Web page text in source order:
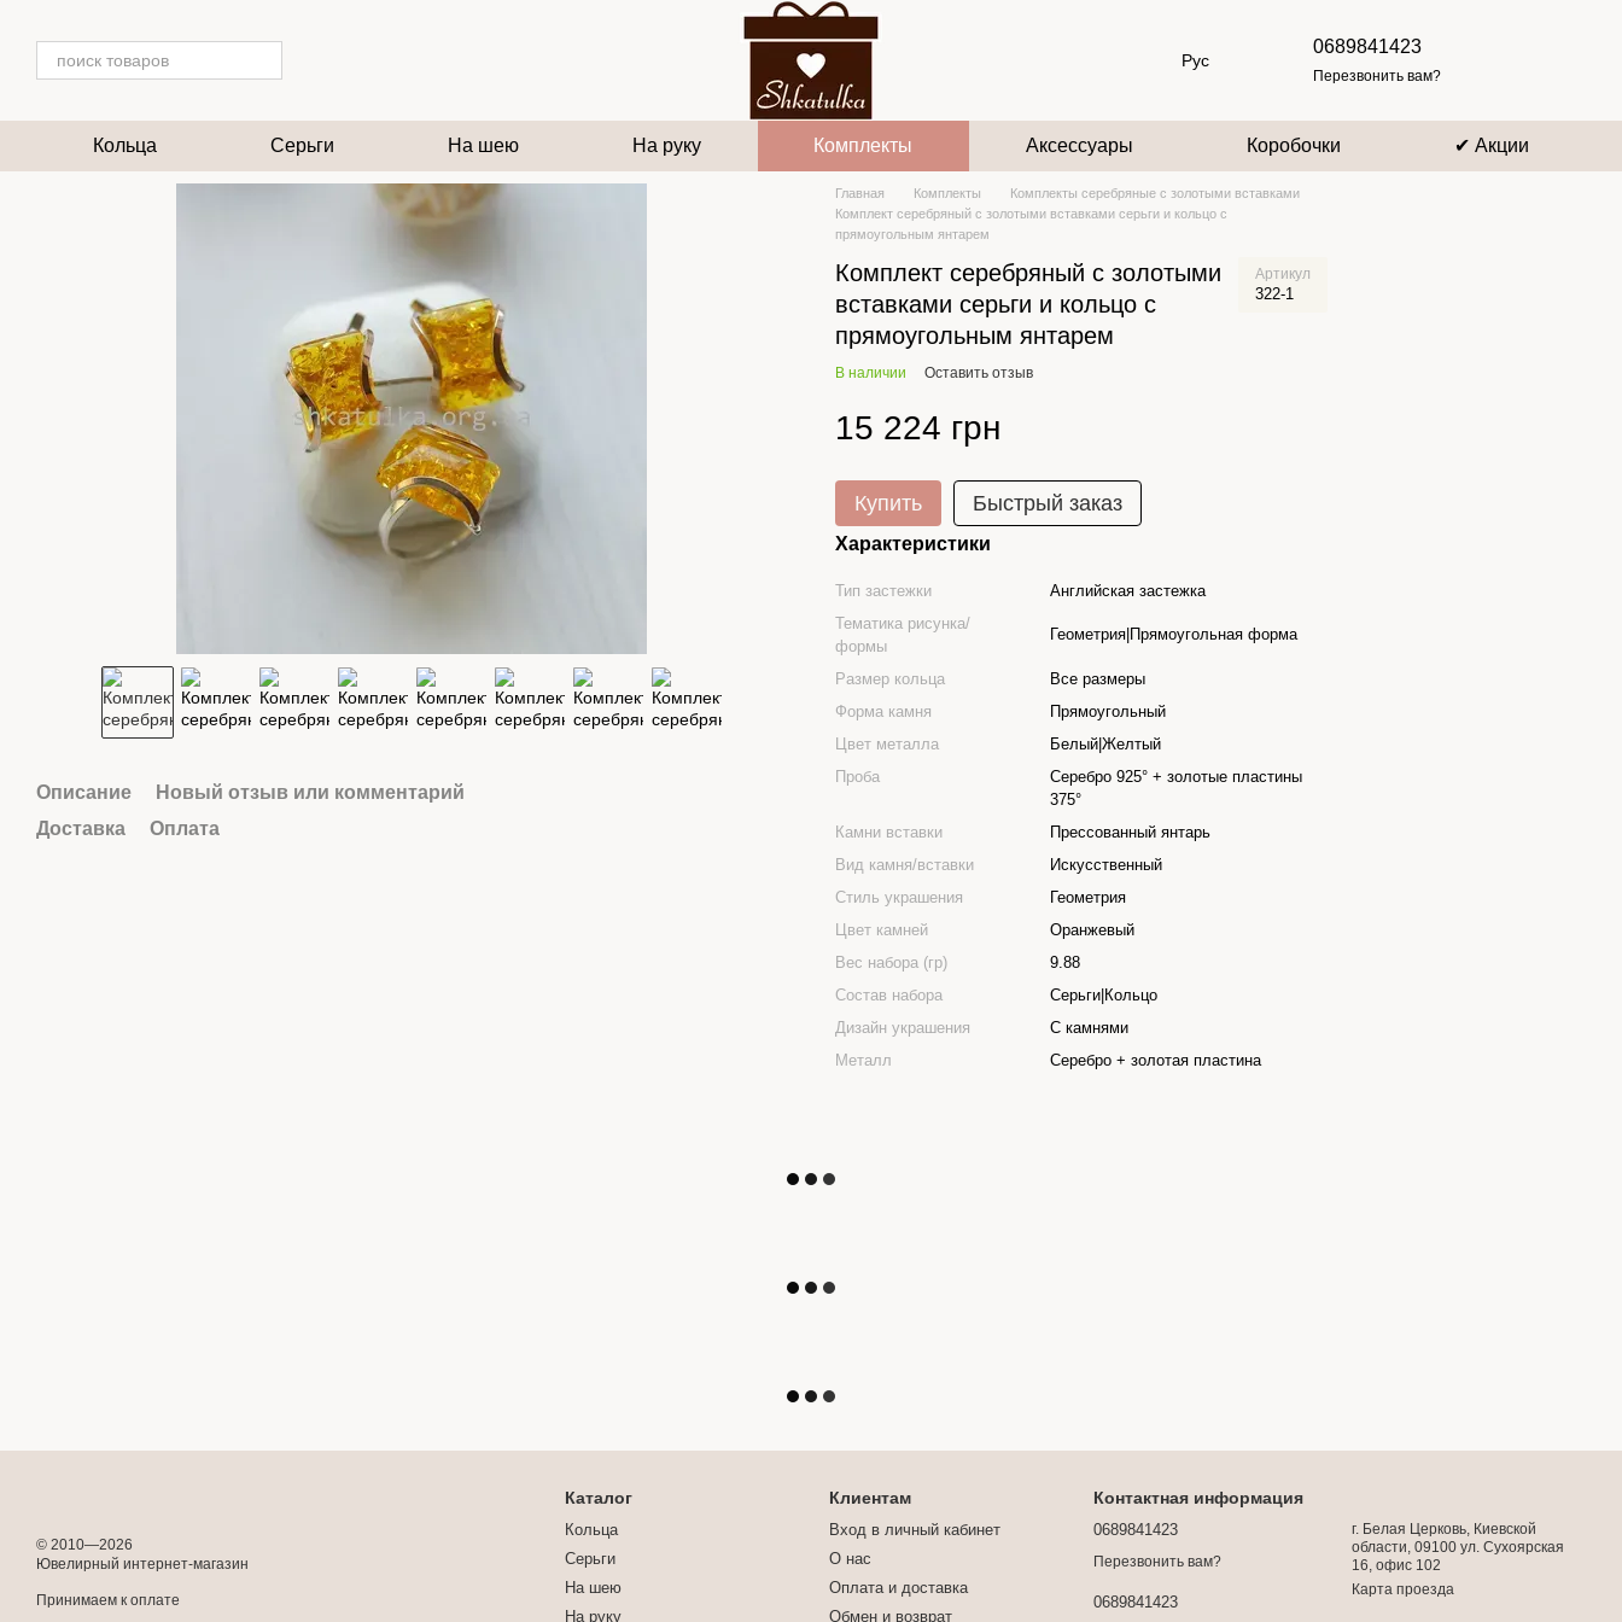
Рус
0689841423
Перезвонить вам?
Кольца Серьги На шею На руку Комплекты Аксессуары Коробочки ✔ Акции
Описание
Новый отзыв или комментарий
Доставка
Оплата
Главная Комплекты
Комплекты серебряные с золотыми вставками
Комплект серебряный с золотыми вставками серьги и кольцо с
прямоугольным янтарем
Комплект серебряный с золотыми
вставками серьги и кольцо с
прямоугольным янтарем
Артикул
322-1
В наличии Оставить отзыв
15 224 грн
Купить Быстрый заказ
Характеристики
Тип застежки
Английская застежка
Тематика рисунка/
формы
Геометрия|Прямоугольная форма
Размер кольца
Все размеры
Форма камня
Прямоугольный
Цвет металла
Белый|Желтый
Проба
Серебро 925° + золотые пластины
375°
Камни вставки
Прессованный янтарь
Вид камня/вставки
Искусственный
Стиль украшения
Геометрия
Цвет камней
Оранжевый
Вес набора (гр)
9.88
Состав набора
Серьги|Кольцо
Дизайн украшения
С камнями
Металл
Серебро + золотая пластина
© 2010—2026
Ювелирный интернет-магазин
Принимаем к оплате
Каталог
Кольца
Серьги
На шею
На руку
Клиентам
Вход в личный кабинет
О нас
Оплата и доставка
Обмен и возврат
Контактная информация
0689841423
Перезвонить вам?
0689841423
г. Белая Церковь, Киевской
области, 09100 ул. Сухоярская
16, офис 102
Карта проезда